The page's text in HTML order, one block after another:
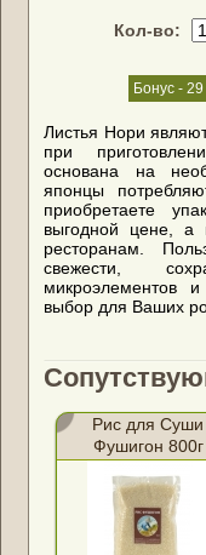
Кол-во:
Бонус -
Листья Нори
при
основана на
японцы
приобретаете
выгодной цене, а
ресторанам.
свежести,
микроэлементов
выбор для Ваших
Рис для Суши
Фушигон 800г